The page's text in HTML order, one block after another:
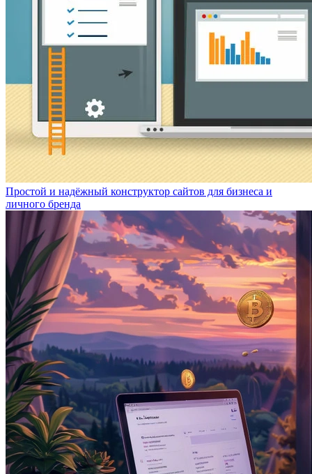
Простой и надёжный конструктор сайтов для бизнеса и
личного бренда